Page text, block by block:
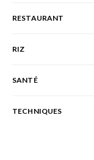
RESTAURANT
RIZ
SANTÉ
TECHNIQUES